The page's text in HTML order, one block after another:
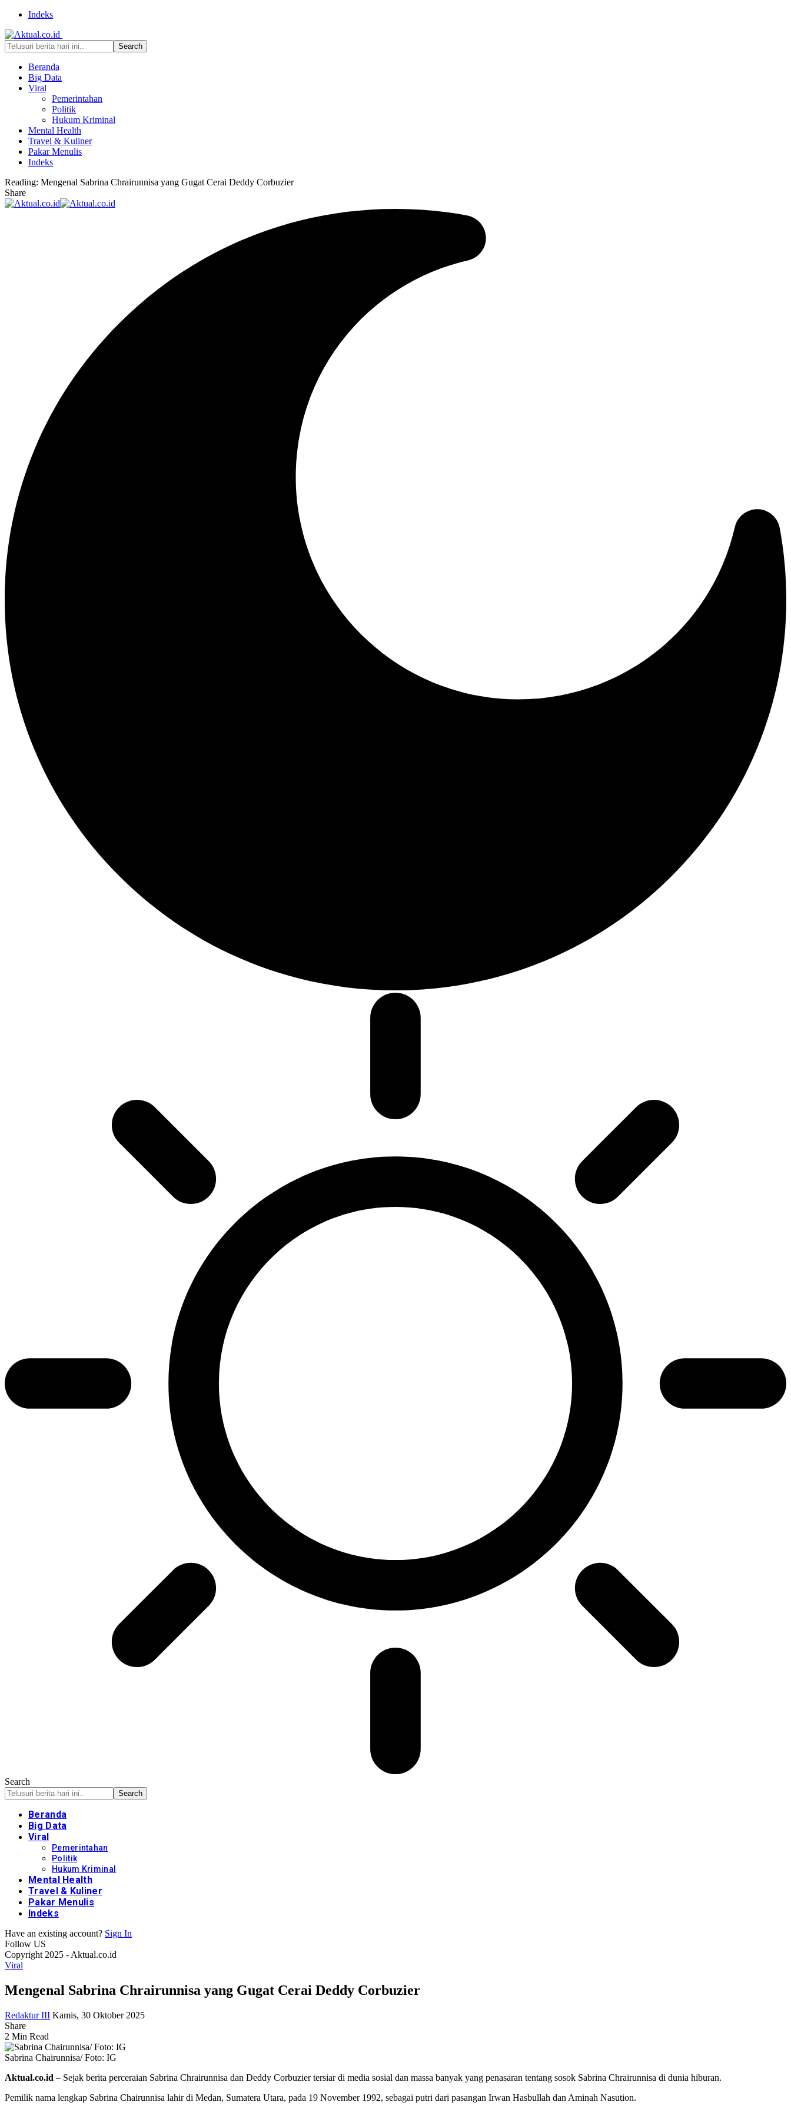
Indeks
Beranda
Big Data
Viral
Pemerintahan
Politik
Hukum Kriminal
Mental Health
Travel & Kuliner
Pakar Menulis
Indeks
Reading: Mengenal Sabrina Chrairunnisa yang Gugat Cerai Deddy Corbuzier
Share
Search
Beranda
Big Data
Viral
Pemerintahan
Politik
Hukum Kriminal
Mental Health
Travel & Kuliner
Pakar Menulis
Indeks
Have an existing account? Sign In
Follow US
Copyright 2025 - Aktual.co.id
Viral
Mengenal Sabrina Chrairunnisa yang Gugat Cerai Deddy Corbuzier
Redaktur III Kamis, 30 Oktober 2025
Share
2 Min Read
Sabrina Chairunnisa/ Foto: IG
Aktual.co.id – Sejak berita perceraian Sabrina Chrairunnisa dan Deddy Corbuzier tersiar di media sosial dan massa banyak yang penasaran tentang sosok Sabrina Chrairunnisa di dunia hiburan.
Pemilik nama lengkap Sabrina Chairunnisa lahir di Medan, Sumatera Utara, pada 19 November 1992, sebagai putri dari pasangan Irwan Hasbullah dan Aminah Nasution.